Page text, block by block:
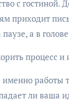
с гостиной.
приходит
а в
процесс и
именно работы
ли ваша